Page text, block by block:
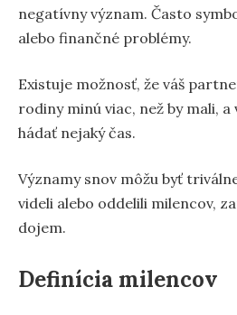
negatívny význam. Často
alebo finančné problémy.
Existuje možnosť, že váš
rodiny minú viac, než by mali,
hádať nejaký čas.
Významy snov môžu byť
videli alebo oddelili milencov,
dojem.
Definícia milencov